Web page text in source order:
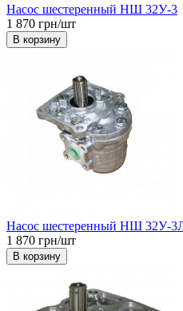
Насос шестеренный НШ 32У-3
1 870 грн/шт
В корзину
Насос шестеренный НШ 32У-
1 870 грн/шт
В корзину